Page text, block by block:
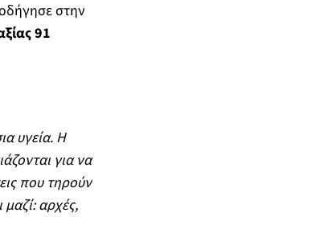
στην
91
υγεία. Η
για να
που τηρούν
αρχές,